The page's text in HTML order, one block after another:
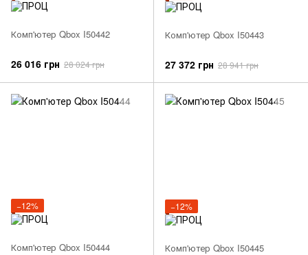
Комп'ютер Qbox I50442
26 016 грн 28 024 грн
Комп'ютер Qbox I50443
27 372 грн 28 941 грн
−12%
Комп'ютер Qbox I50444
−12%
Комп'ютер Qbox I50445